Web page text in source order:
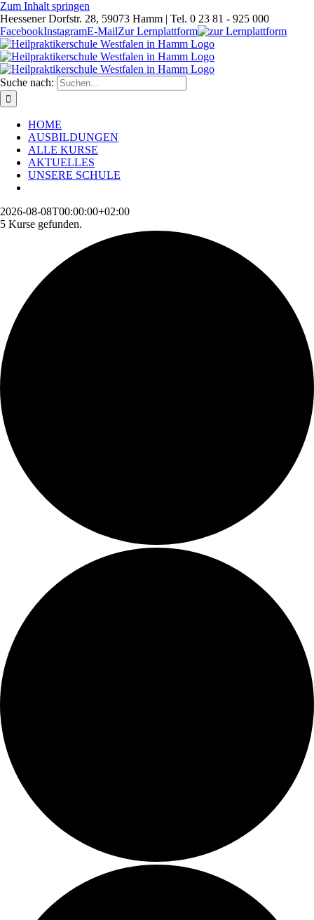
Zum Inhalt springen
Heessener Dorfstr. 28, 59073 Hamm | Tel. 0 23 81 - 925 000
FacebookInstagramE-MailZur Lernplattform
Suche nach:
HOME
AUSBILDUNGEN
ALLE KURSE
AKTUELLES
UNSERE SCHULE
2026-08-08T00:00:00+02:00
5 Kurse gefunden.